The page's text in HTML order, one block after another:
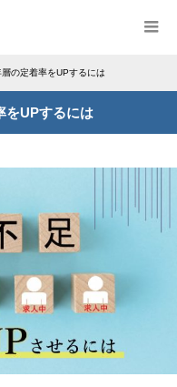
の定着率をUPするには
をUPするには